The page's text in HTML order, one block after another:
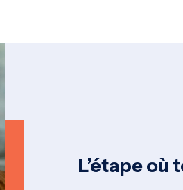
L’étape